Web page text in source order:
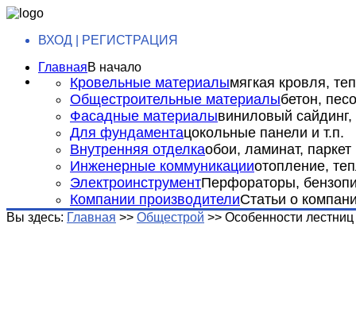
ВХОД | РЕГИСТРАЦИЯ
ГлавнаяВ начало
Кровельные материалымягкая кровля,
Общестроительные материалыбетон,
Фасадные материалывиниловый сайдинг,
Для фундаментацокольные панели и т.п.
Внутренняя отделкаобои, ламинат, паркет
Инженерные коммуникацииотопление,
ЭлектроинструментПерфораторы,
Компании производителиСтатьи о
Вы здесь: Главная >> Общестрой >> Особенности лестниц